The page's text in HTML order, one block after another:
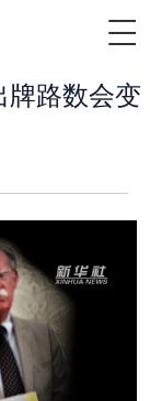
牌路数会变